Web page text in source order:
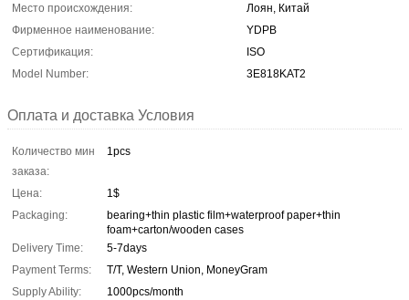
Место происхождения:
Лоян, Китай
Фирменное наименование:
YDPB
Сертификация:
ISO
Model Number:
3E818KAT2
Оплата и доставка Условия
Количество мин
заказа:
1pcs
Цена:
1$
Packaging:
bearing+thin plastic film+waterproof paper+thin
foam+carton/wooden cases
Delivery Time:
5-7days
Payment Terms:
T/T, Western Union, MoneyGram
Supply Ability:
1000pcs/month